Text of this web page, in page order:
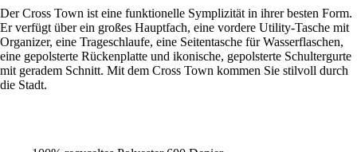
Der Cross Town ist eine funktionelle Symplizität in ihrer besten Form.
Er verfügt über ein großes Hauptfach, eine vordere Utility-Tasche mit
Organizer, eine Trageschlaufe, eine Seitentasche für Wasserflaschen,
eine gepolsterte Rückenplatte und ikonische, gepolsterte Schultergurte
mit geradem Schnitt. Mit dem Cross Town kommen Sie stilvoll durch
die Stadt.